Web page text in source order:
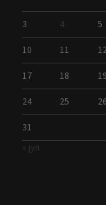
3 4 5
10 11
17 18 19
24 25 26
31
« јул